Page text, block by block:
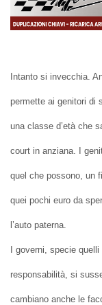
Intanto si invecchia.
permette ai genitori di
una classe d’età che
court in anziana. I
quel che possono, un
quei pochi euro da
l’auto paterna.
I governi, specie
responsabilità, si
cambiano anche le